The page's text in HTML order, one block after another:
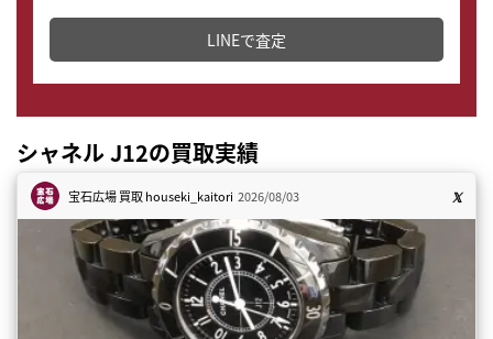
どこからでもすぐに査定金額を知ることが出来ます。
LINEで査定
シャネル J12の買取実績
宝石広場 買取houseki_kaitori 2026/08/03